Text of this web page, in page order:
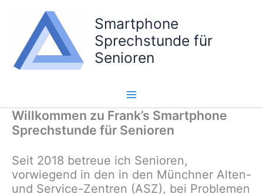
springen
Smartphone
Sprechstunde für
Senioren
Willkommen zu Frank’s Smartphone
Sprechstunde für Senioren
Seit 2018 betreue ich Senioren,
vorwiegend in den in den Münchner Alten-
und Service-Zentren (ASZ), bei Problemen